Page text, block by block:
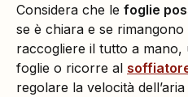
Considera che le foglie
se è chiara e se
raccogliere il tutto a
foglie o ricorre al
regolare la velocità